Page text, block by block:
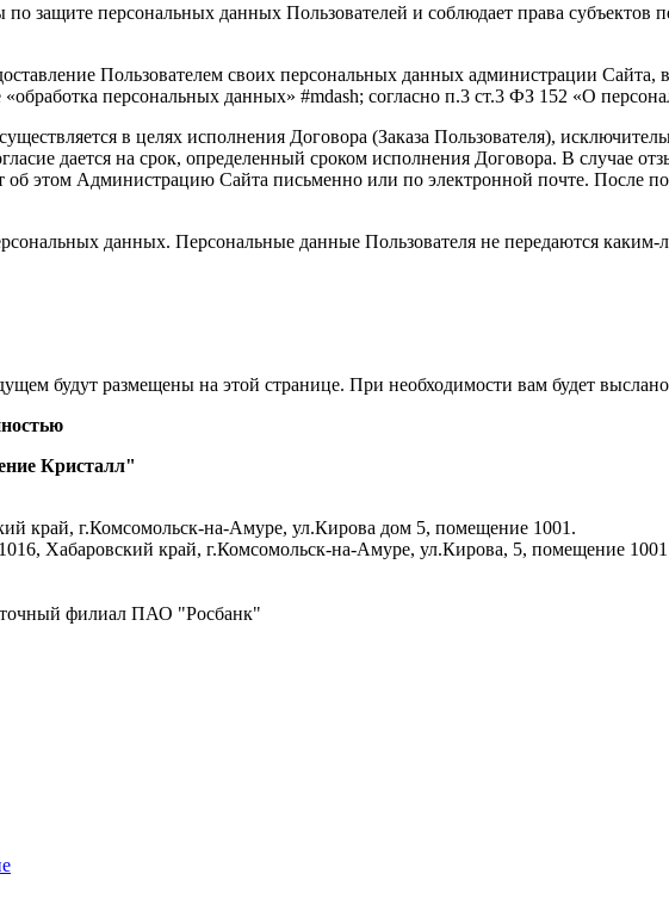
защите персональных данных Пользователей и соблюдает права
Пользователем своих персональных данных администрации
«обработка персональных данных» #mdash; согласно п.3 ст.3 ФЗ 152 «О
в целях исполнения Договора (Заказа Пользователя),
дается на срок, определенный сроком исполнения Договора. В случае
об этом Администрацию Сайта письменно или по электронной почте. После
данных. Персональные данные Пользователя не передаются
будут размещены на этой странице. При необходимости вам будет
Кристалл"
край, г.Комсомольск-на-Амуре, ул.Кирова дом 5, помещение 1001.
Хабаровский край, г.Комсомольск-на-Амуре, ул.Кирова, 5, помещение 1001
филиал ПАО "Росбанк"